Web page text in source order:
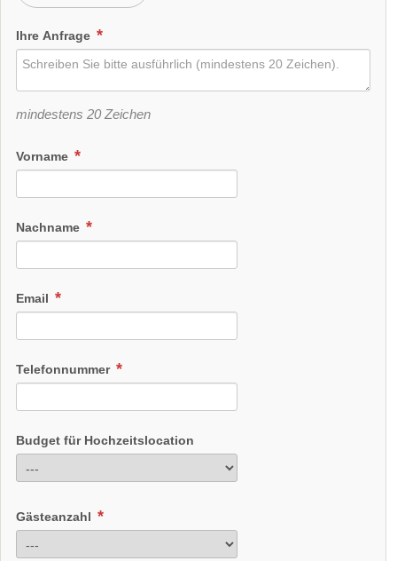
Ihre Anfrage
mindestens 20 Zeichen
Vorname
Nachname
Email
Telefonnummer
Budget für Hochzeitslocation
Gästeanzahl